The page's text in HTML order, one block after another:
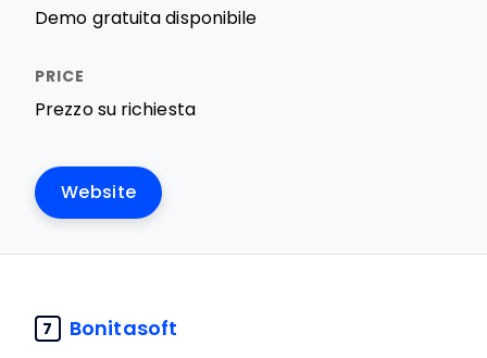
Demo gratuita disponibile
Prezzo su richiesta
Website
7 Bonitasoft